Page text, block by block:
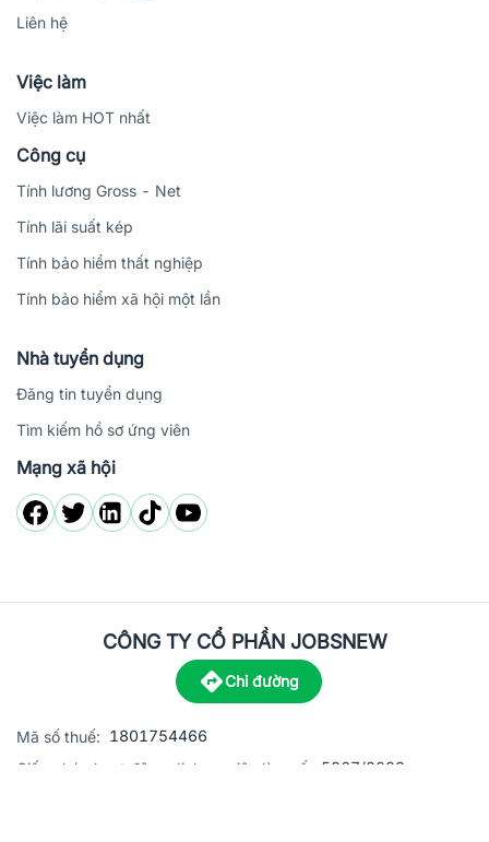
Liên hệ
Việc làm
Việc làm HOT nhất
Công cụ
Tính lương Gross - Net
Tính lãi suất kép
Tính bảo hiểm thất nghiệp
Tính bảo hiểm xã hội một lần
Nhà tuyển dụng
Đăng tin tuyển dụng
Tìm kiếm hồ sơ ứng viên
Mạng xã hội
CÔNG TY CỔ PHẦN JOBSNEW
Chỉ đường
Mã số thuế: 1801754466
Giấy phép hoạt động dịch vụ việc làm số:
5867/2023